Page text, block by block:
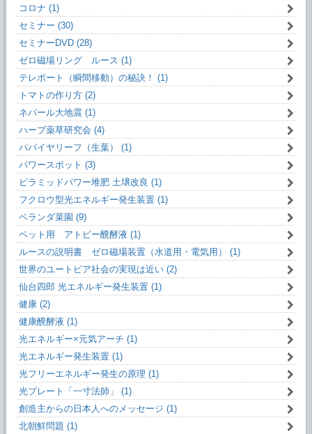
コロナ (1)
セミナー (30)
セミナーDVD (28)
ゼロ磁場リング ルース (1)
テレポート（瞬間移動）の秘訣！ (1)
トマトの作り方 (2)
ネパール大地震 (1)
ハーブ薬草研究会 (4)
パパイヤリーフ（生葉） (1)
パワースポット (3)
ピラミッドパワー堆肥 土壌改良 (1)
フクロウ型光エネルギー発生装置 (1)
ベランダ菜園 (9)
ペット用 アトピー醗酵液 (1)
ルースの説明書 ゼロ磁場装置（水道用・電気用） (1)
世界のユートピア社会の実現は近い (2)
仙台四郎 光エネルギー発生装置 (1)
健康 (2)
健康醗酵液 (1)
光エネルギー×元気アーチ (1)
光エネルギー発生装置 (1)
光フリーエネルギー発生の原理 (1)
光プレート「一寸法師」 (1)
創造主からの日本人へのメッセージ (1)
北朝鮮問題 (1)